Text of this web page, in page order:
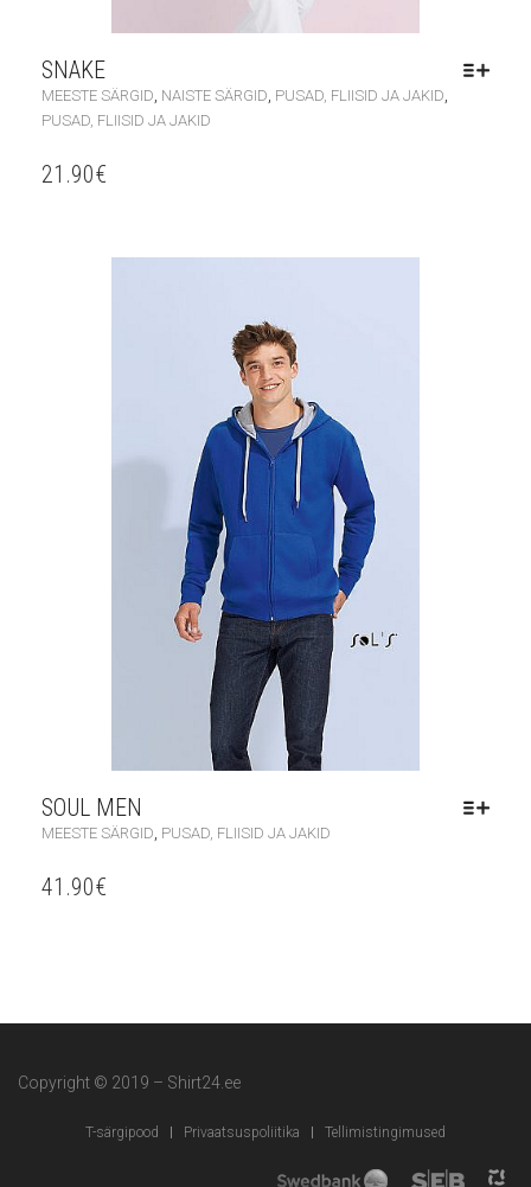
SNAKE
MEESTE SÄRGID NAISTE SÄRGID PUSAD, FLIISID JA JAKID
PUSAD, FLIISID JA JAKID
21.90€
SOUL MEN
MEESTE SÄRGID PUSAD, FLIISID JA JAKID
41.90€
Copyright © 2019 – Shirt24.ee
T-särgipood Privaatsuspoliitika Tellimistingimused